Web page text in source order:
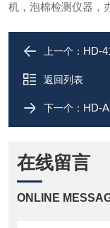
机，泡棉检测仪器，
上一个： HD-
返回列表
下一个： HD-
在线留言
ONLINE